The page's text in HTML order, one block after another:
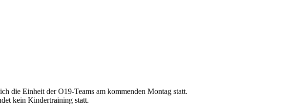
die Einheit der O19-Teams am kommenden Montag statt.
kein Kindertraining statt.